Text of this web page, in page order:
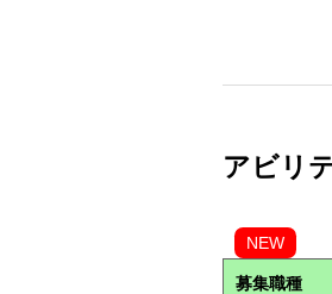
アビリ
NEW
募集職種